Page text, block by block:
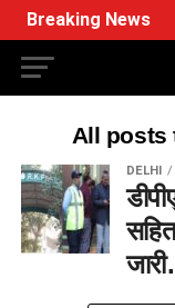
Breaking News
BPH-
All posts
DELHI